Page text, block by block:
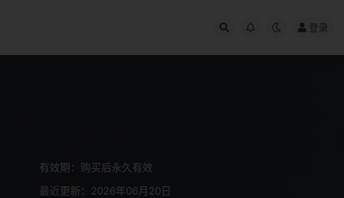
登录
有效期：购买后永久有效
最近更新：2026年06月20日